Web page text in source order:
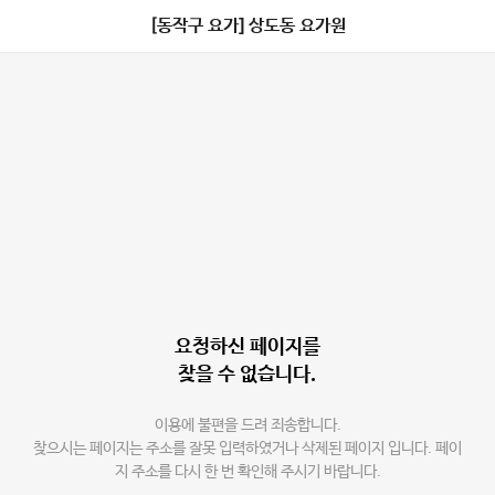
[동작구 요가] 상도동 요가원
요청하신 페이지를
찾을 수 없습니다.
이용에 불편을 드려 죄송합니다.
찾으시는 페이지는 주소를 잘못 입력하였거나 삭제된 페이지 입니다. 페이
지 주소를 다시 한 번 확인해 주시기 바랍니다.